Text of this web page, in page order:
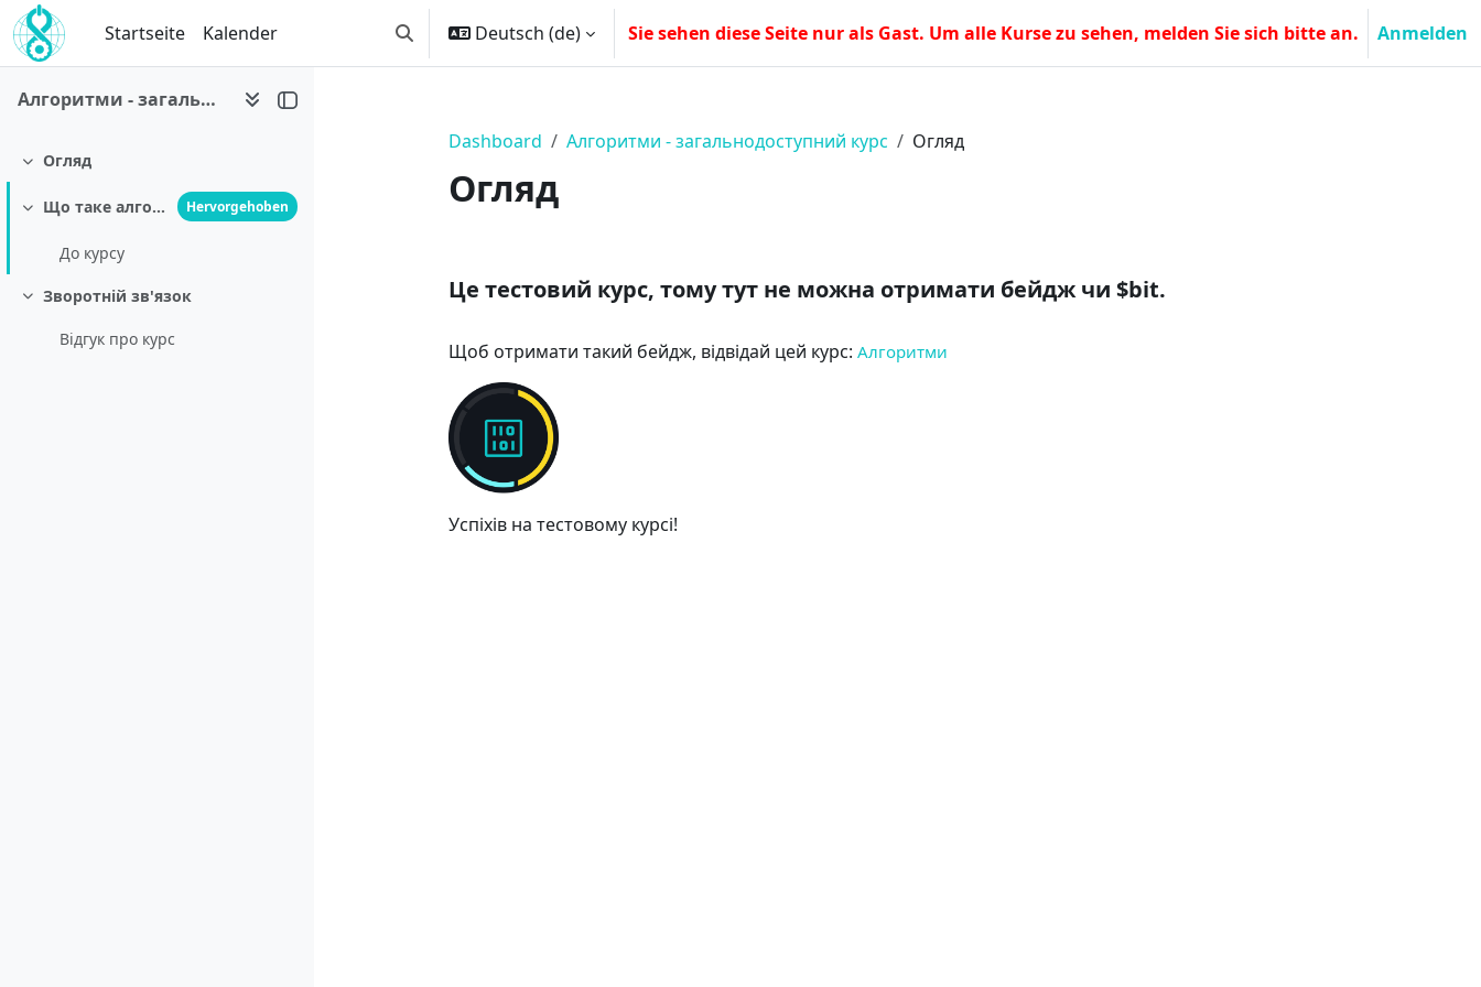
Zum Hauptinhalt
Startseite
Kalender Sucheingabe umschalten
Deutsch ‎(de)‎ Sie sehen diese Seite nur als Gast. Um alle Kurse zu sehen, melden Sie sich bitte an. Anmelden
Алгоритми - загальнодоступний курс
Einklappen
Огляд
Einklappen Що таке алгоритм? Hervorgehoben
До курсу
Einklappen
Зворотній зв'язок
Відгук про курс
Dashboard Алгоритми - загальнодоступний курс Огляд
Огляд
Це тестовий курс, тому тут не можна отримати бейдж чи $bit.
Щоб отримати такий бейдж, відвідай цей курс: Алгоритми
Успіхів на тестовому курсі!